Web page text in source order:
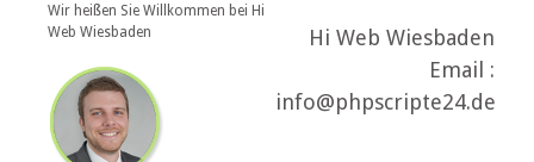
Wir heißen Sie Willkommen bei Hi
Web Wiesbaden
Hi Web Wiesbaden
Email :
info@phpscripte24.de